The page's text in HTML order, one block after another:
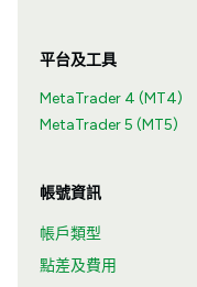
平台及工具
MetaTrader 4 (MT4)
MetaTrader 5 (MT5)
帳號資訊
帳戶類型
點差及費用